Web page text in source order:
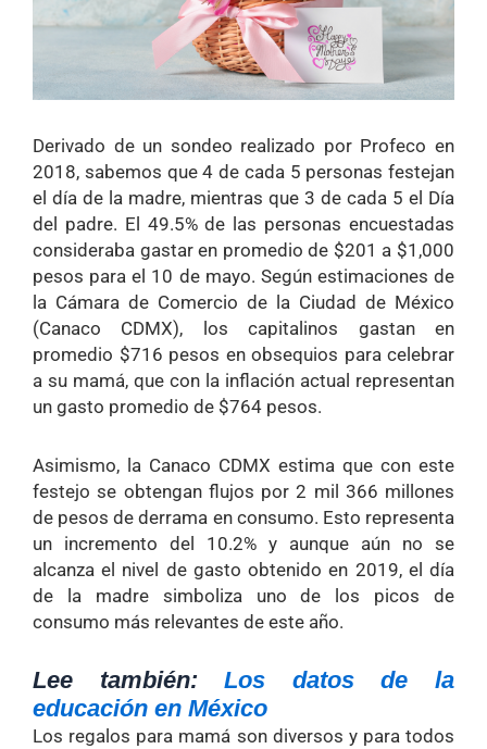
Derivado de un sondeo realizado por Profeco en
2018, sabemos que 4 de cada 5 personas festejan
el día de la madre, mientras que 3 de cada 5 el Día
del padre. El 49.5% de las personas encuestadas
consideraba gastar en promedio de $201 a $1,000
pesos para el 10 de mayo. Según estimaciones de
la Cámara de Comercio de la Ciudad de México
(Canaco CDMX), los capitalinos gastan en
promedio $716 pesos en obsequios para celebrar
a su mamá, que con la inflación actual representan
un gasto promedio de $764 pesos.
Asimismo, la Canaco CDMX estima que con este
festejo se obtengan flujos por 2 mil 366 millones
de pesos de derrama en consumo. Esto representa
un incremento del 10.2% y aunque aún no se
alcanza el nivel de gasto obtenido en 2019, el día
de la madre simboliza uno de los picos de
consumo más relevantes de este año.
Lee también:Los datos de la
educación en México
Los regalos para mamá son diversos y para todos